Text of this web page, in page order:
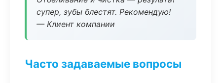
супер, зубы блестят. Рекомендую!
— Клиент компании
Часто задаваемые вопросы